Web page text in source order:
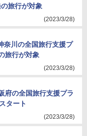
旅行が対象
(2023/3/28)
奈川の全国旅行支援プ
旅行が対象
(2023/3/28)
府の全国旅行支援プラ
タート
(2023/3/28)